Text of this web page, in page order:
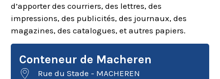
d’apporter des courriers, des lettres, des
impressions, des publicités, des journaux, des
magazines, des catalogues, et autres papiers.
Conteneur de Macheren
Rue du Stade - MACHEREN